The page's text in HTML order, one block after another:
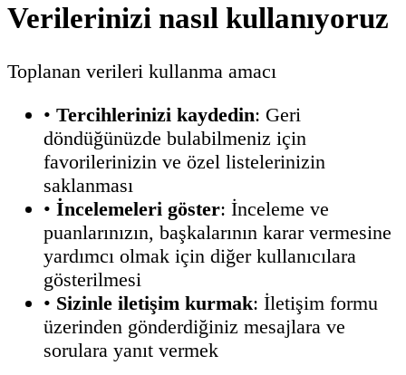
Verilerinizi nasıl kullanıyoruz
Toplanan verileri kullanma amacı
• Tercihlerinizi kaydedin: Geri
döndüğünüzde bulabilmeniz için
favorilerinizin ve özel listelerinizin
saklanması
• İncelemeleri göster: İnceleme ve
puanlarınızın, başkalarının karar vermesine
yardımcı olmak için diğer kullanıcılara
gösterilmesi
• Sizinle iletişim kurmak: İletişim formu
üzerinden gönderdiğiniz mesajlara ve
sorulara yanıt vermek